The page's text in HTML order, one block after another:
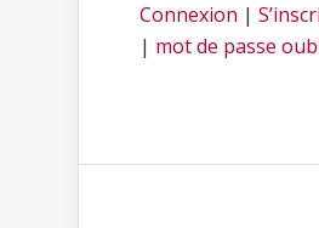
Connexion |
| mot de passe